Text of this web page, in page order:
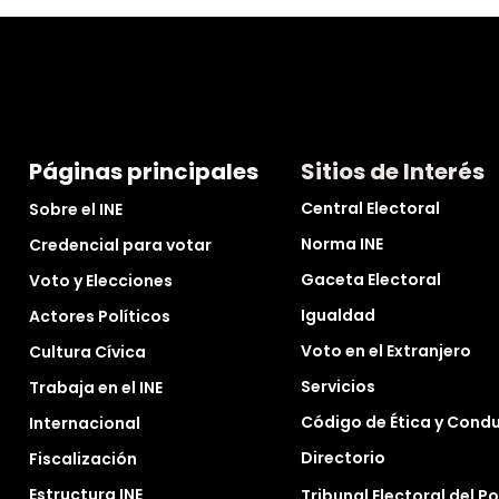
Páginas principales
Sobre el INE
Credencial para votar
Voto y Elecciones
Actores Políticos
Cultura Cívica
Trabaja en el INE
Internacional
Fiscalización
Estructura INE
Sitios de Interés
Central Electoral
Norma INE
Gaceta Electoral
Igualdad
Voto en el Extranjero
Servicios
Código de Ética y
Directorio